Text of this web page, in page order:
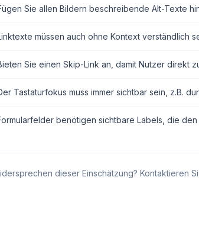
Sie allen Bildern beschreibende Alt-Texte
müssen auch ohne Kontext verständlich
Sie einen Skip-Link an, damit Nutzer direkt
Tastaturfokus muss immer sichtbar sein, z.B.
benötigen sichtbare Labels, die
dieser Einschätzung? Kontaktieren